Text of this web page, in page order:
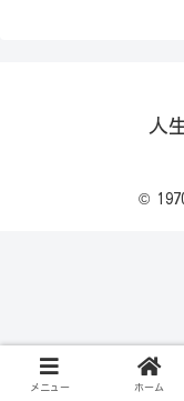
人
©
メニュー ホーム